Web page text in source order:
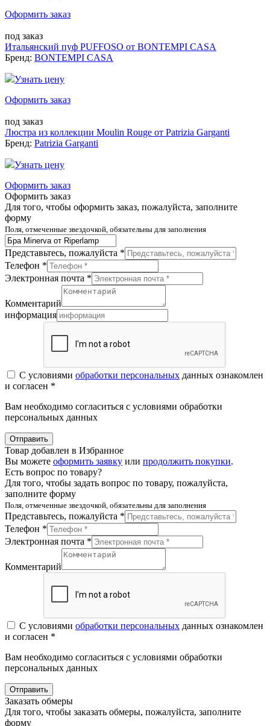
Оформить заказ
под заказ
Итальянский пуф PUFFOSO от BONTEMPI CASA
Бренд: BONTEMPI CASA
Узнать цену
Оформить заказ
под заказ
Люстра из коллекции Moulin Rouge от Patrizia Garganti
Бренд: Patrizia Garganti
Узнать цену
Оформить заказ
Оформить заказ
Для того, чтобы оформить заказ, пожалуйста, заполните
форму
Поля, отмеченные звездочкой, обязательны для заполнения
Представьтесь, пожалуйста *
Телефон *
Электронная почта *
Комментарий
информация
С условиями обработки персональных данных ознакомлен
и согласен *
Вам необходимо согласиться с условиями обработки
персональных данных
Отправить
Товар добавлен в Избранное
Вы можете оформить заявку или продолжить покупки.
Есть вопрос по товару?
Для того, чтобы задать вопрос по товару, пожалуйста,
заполните форму
Поля, отмеченные звездочкой, обязательны для заполнения
Представьтесь, пожалуйста *
Телефон *
Электронная почта *
Комментарий
С условиями обработки персональных данных ознакомлен
и согласен *
Вам необходимо согласиться с условиями обработки
персональных данных
Отправить
Заказать обмеры
Для того, чтобы заказать обмеры, пожалуйста, заполните
форму